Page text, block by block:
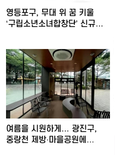
영등포구, 무대 위 꿈 키울
‘구립소년소녀합창단’ 신규…
여름을 시원하게… 광진구,
중랑천 제방·마을공원에